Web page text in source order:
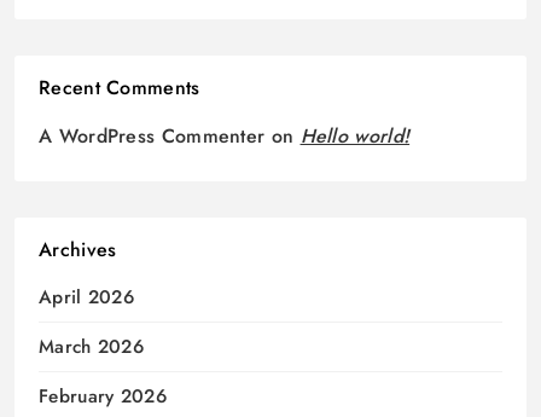
Recent Comments
A WordPress Commenter on Hello world!
Archives
April 2026
March 2026
February 2026